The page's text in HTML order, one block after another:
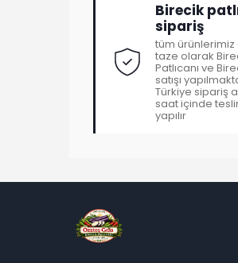
Birecik
sipariş
tüm ürünlerimiz
taze olarak
Patlıcanı ve
satışı
Türkiye sipariş
saat içinde
yapılır